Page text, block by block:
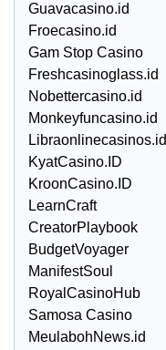
Guavacasino.id
Froecasino.id
Gam Stop Casino
Freshcasinoglass.id
Nobettercasino.id
Monkeyfuncasino.id
Libraonlinecasinos.id
KyatCasino.ID
KroonCasino.ID
LearnCraft
CreatorPlaybook
BudgetVoyager
ManifestSoul
RoyalCasinoHub
Samosa Casino
MeulabohNews.id